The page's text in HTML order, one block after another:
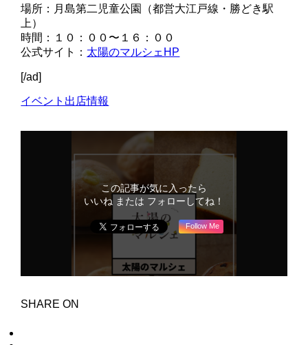
場所：月島第二児童公園（都営大江戸線・勝どき駅
上）
時間：１０：００〜１６：００
公式サイト： 太陽のマルシェHP
[/ad]
イベント出店情報
この記事が気に入ったら
いいね または フォローしてね！
Follow Me
SHARE ON